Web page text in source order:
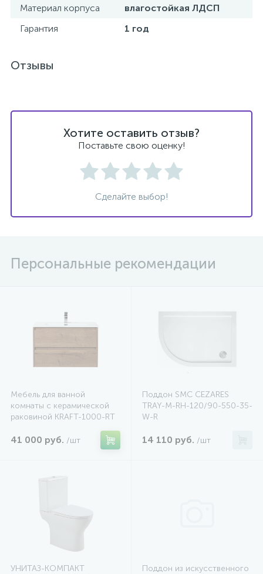
Материал корпуса
влагостойкая ЛДСП
Гарантия
1 год
Отзывы
Хотите оставить отзыв?
Поставьте свою оценку!
Сделайте выбор!
Персональные рекомендации
Мебель для ванной
комнаты с керамической
раковиной KRAFT-1000-RT
41 000 руб. /шт
Поддон SMC CEZARES
TRAY-M-RH-120/90-550-35-
W-R
14 110 руб. /шт
УНИТАЗ-КОМПАКТ
Поддон из искусственного